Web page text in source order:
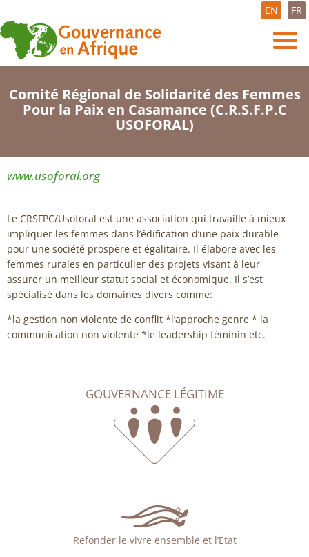
EN FR
Comité Régional de Solidarité des Femmes
Pour la Paix en Casamance (C.R.S.F.P.C
USOFORAL)
www.usoforal.org
Le CRSFPC/Usoforal est une association qui travaille à mieux
impliquer les femmes dans l’édification d’une paix durable
pour une société prospère et égalitaire. Il élabore avec les
femmes rurales en particulier des projets visant à leur
assurer un meilleur statut social et économique. Il s’est
spécialisé dans les domaines divers comme:
*la gestion non violente de conflit *l’approche genre * la
communication non violente *le leadership féminin etc.
GOUVERNANCE LÉGITIME
Refonder le vivre ensemble et l’Etat